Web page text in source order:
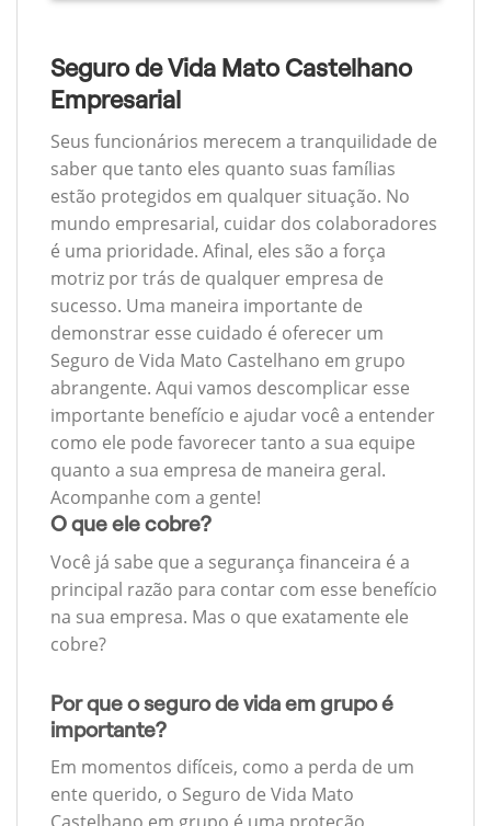
Seguro de Vida Mato Castelhano
Empresarial
Seus funcionários merecem a tranquilidade de
saber que tanto eles quanto suas famílias
estão protegidos em qualquer situação. No
mundo empresarial, cuidar dos colaboradores
é uma prioridade. Afinal, eles são a força
motriz por trás de qualquer empresa de
sucesso. Uma maneira importante de
demonstrar esse cuidado é oferecer um
Seguro de Vida Mato Castelhano em grupo
abrangente. Aqui vamos descomplicar esse
importante benefício e ajudar você a entender
como ele pode favorecer tanto a sua equipe
quanto a sua empresa de maneira geral.
Acompanhe com a gente!
O que ele cobre?
Você já sabe que a segurança financeira é a
principal razão para contar com esse benefício
na sua empresa. Mas o que exatamente ele
cobre?
Por que o seguro de vida em grupo é
importante?
Em momentos difíceis, como a perda de um
ente querido, o Seguro de Vida Mato